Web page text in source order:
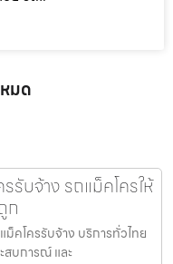
มด
รับจ้าง รถแม็คโครให้
ก
ม็คโครรับจ้าง บริการทั่วไทย
สบการณ์ และ